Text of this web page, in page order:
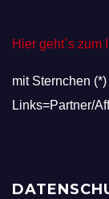
Hier geht´s zum
mit Sternchen
Links=Partner/